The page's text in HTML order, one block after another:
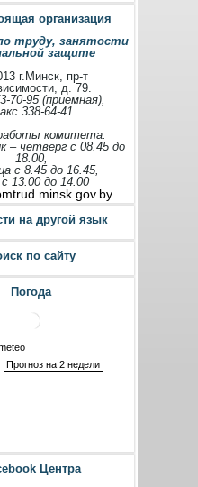
организация
труду, занятости
защите
г.Минск, пр-т
д. 79.
70-95 (приемная),
338-64-41
комитета:
– четверг с 08.45 до
18.00,
с 8.45 до 16.45,
13.00 до 14.00
на другой язык
по сайту
Погода
Центра